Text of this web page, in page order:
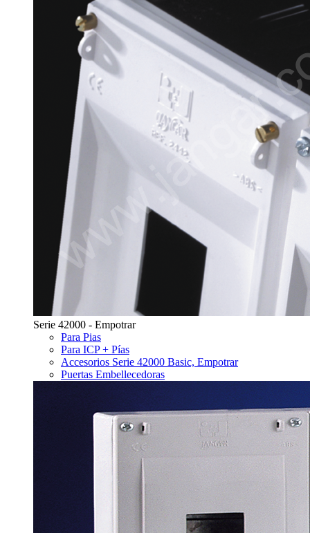
Serie 42000 - Empotrar
Para Pias
Para ICP + Pías
Accesorios Serie 42000 Basic, Empotrar
Puertas Embellecedoras